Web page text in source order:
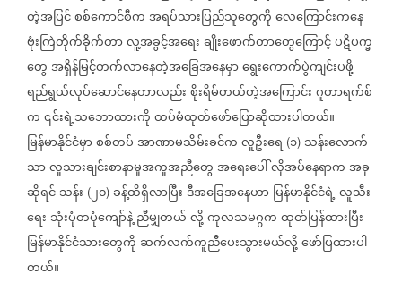
တဲ့အပြင်စစ်ကောင်စီကအရပ်သားပြည်သူတွေကိုလေကြောင်းကနေ
ဗုံးကြဲတိုက်ခိုက်တာလူ့အခွင့်အရေးချိုးဖောက်တာတွေကြောင့်ပဋိပက္ခ
တွေအရှိန်မြင့်တက်လာနေတဲ့အခြေအနေမှာရွေးကောက်ပွဲကျင်းပဖို့
ရည်ရွယ်လုပ်ဆောင်နေတာလည်းစိုးရိမ်တယ်တဲ့အကြောင်းဂူတာရက်စ်
က၎င်းရဲ့သဘောထားကိုထပ်မံထုတ်ဖော်ပြောဆိုထားပါတယ်။
မြန်မာနိုင်ငံမှာစစ်တပ်အာဏာမသိမ်းခင်ကလူဦးရေ (၁) သန်းလောက်
သာလူသားချင်းစာနာမှုအကူအညီတွေအရေးပေါ်လိုအပ်နေရာကအခု
ဆိုရင်သန်း (၂၀) ခန့်ထိရှိလာပြီးဒီအခြေအနေဟာမြန်မာနိုင်ငံရဲ့လူသီး
ရေး သုံးပုံတပုံကျော်နဲ့ညီမျှတယ်လို့ကုလသမဂ္ဂကထုတ်ပြန်ထားပြီး
မြန်မာနိုင်ငံသားတွေကိုဆက်လက်ကူညီပေးသွားမယ်လို့ဖော်ပြထားပါ
တယ်။